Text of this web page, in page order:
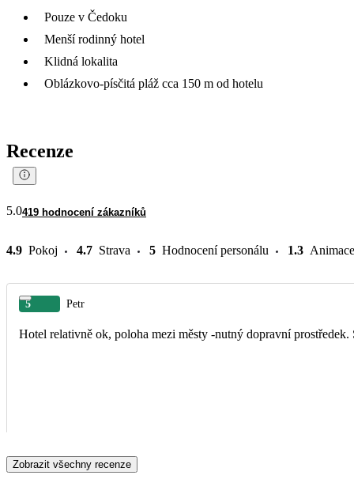
Pouze v Čedoku
Menší rodinný hotel
Klidná lokalita
Oblázkovo-písčitá pláž cca 150 m od hotelu
Recenze
5.0419 hodnocení zákazníků
4.9 Pokoj 4.7 Strava 5 Hodnocení personálu 1.3 Animace
5 Petr
Hotel relativně ok, poloha mezi městy -nutný
Zobrazit všechny recenze